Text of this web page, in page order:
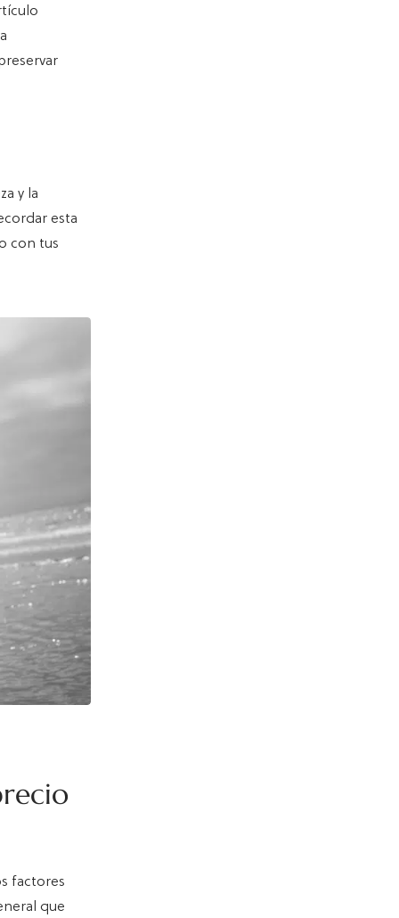
y la
esta
con tus
factores
que